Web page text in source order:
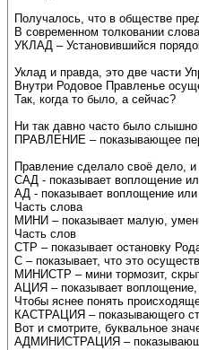
Получалось, что в обществе
В современном толковании
УКЛАД – Установившийся
Уклад и правда, это две части
Внутри Родовое Правленье
Так, когда то было, а сейчас?
Ни так давно часто было
ПРАВЛЕНИЕ – показывающее
Правление сделало своё дело,
САД - показывает воплощение
АД - показывает воплощение или
Часть слова
МИНИ – показывает малую,
Часть слов
СТР – показывает остановку
С – показывает, что это
МИНИСТР – мини тормозит,
АЦИЯ – показывает
Чтобы яснее понять
КАСТРАЦИЯ – показывающего
Вот и смотрите, буквальное
АДМИНИСТРАЦИЯ –